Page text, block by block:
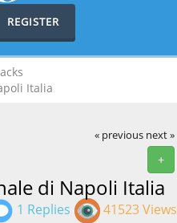
REGISTER
Italia
« previous next »
+
di Napoli Italia
1 Replies 41523 Views